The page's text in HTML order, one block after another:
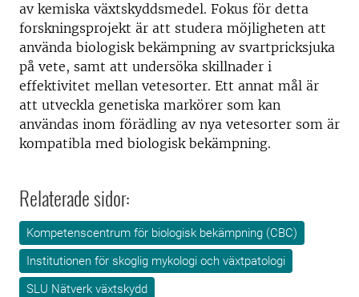
av kemiska växtskyddsmedel. Fokus för detta
forskningsprojekt är att studera möjligheten att
använda biologisk bekämpning av svartpricksjuka
på vete, samt att undersöka skillnader i
effektivitet mellan vetesorter. Ett annat mål är
att utveckla genetiska markörer som kan
användas inom förädling av nya vetesorter som är
kompatibla med biologisk bekämpning.
Relaterade sidor:
Kompetenscentrum för biologisk bekämpning (CBC)
Institutionen för skoglig mykologi och växtpatologi
SLU Nätverk växtskydd